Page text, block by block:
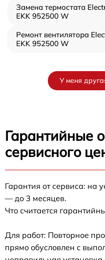
Замена термостата
EKK 952500 W
Ремонт вентилятора
EKK 952500 W
У меня
Гарантийные
сервисного
Гарантия от сервиса: на
— до 3 месяцев.
Что считается
Для работ: Повторное
прямо обусловлен с